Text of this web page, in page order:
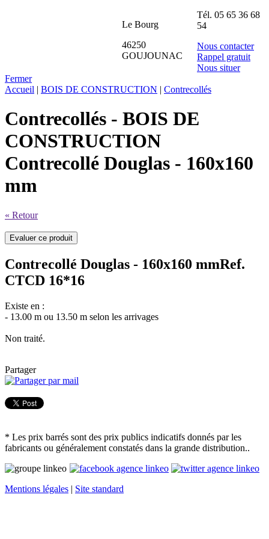
Le Bourg
46250
GOUJOUNAC
Tél. 05 65 36 68
54
Nous contacter
Rappel gratuit
Nous situer
Fermer
Accueil | BOIS DE CONSTRUCTION | Contrecollés
Contrecollés - BOIS DE
CONSTRUCTION
Contrecollé Douglas - 160x160
mm
« Retour
Contrecollé Douglas - 160x160 mmRef.
CTCD 16*16
Existe en :
- 13.00 m ou 13.50 m selon les arrivages
Non traité.
Partager
* Les prix barrés sont des prix publics indicatifs donnés par les
fabricants ou généralement constatés dans la grande distribution..
Mentions légales | Site standard